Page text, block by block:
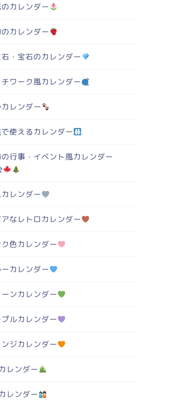
カレンダー
カレンダー
・宝石のカレンダー
ワーク風カレンダー
レンダー
使えるカレンダー
行事・イベント風カレンダー
レンダー
なレトロカレンダー
ク色カレンダー
ーカレンダー
ンカレンダー
ルカレンダー
ジカレンダー
レンダー
レンダー